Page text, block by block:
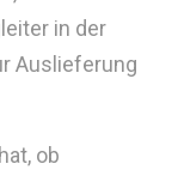
in der
Auslieferung
ob